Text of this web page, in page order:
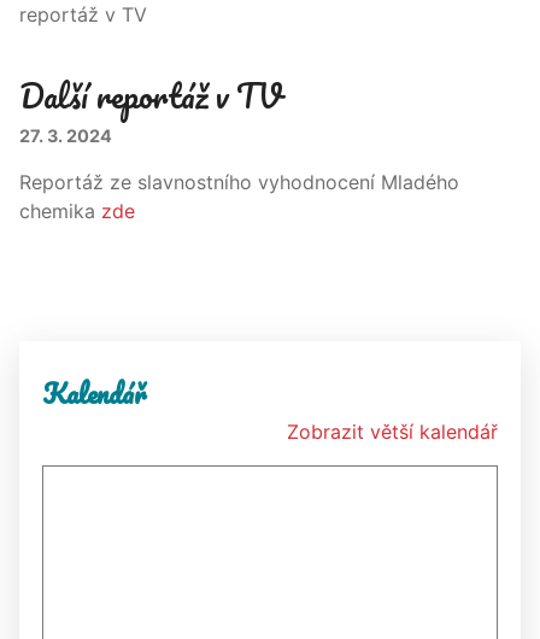
reportáž v TV
Další reportáž v TV
27. 3. 2024
Reportáž ze slavnostního vyhodnocení Mladého
chemika zde
Kalendář
Zobrazit větší kalendář